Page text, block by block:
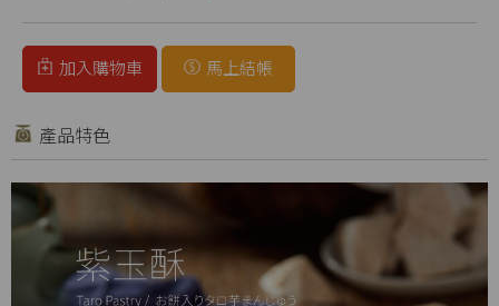
加入購物車 馬上結帳
產品特色